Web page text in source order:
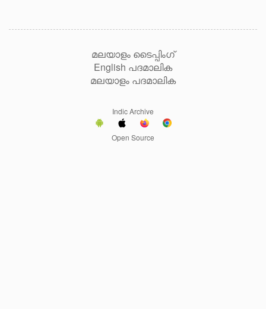
മലയാളം ടൈപ്പിംഗ്
English പദമാലിക
മലയാളം പദമാലിക
Indic Archive
Open Source